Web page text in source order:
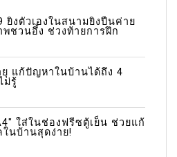
ยิงตัวเองในสนามยิงปืนค่าย
พชวนอึ้ง ช่วงท้ายการฝึก
ยุ แก้ปัญหาในบ้านได้ถึง 4
ม่รู้
ใส่ในช่องฟรีซตู้เย็น ช่วยแก้
นบ้านสุดง่าย!